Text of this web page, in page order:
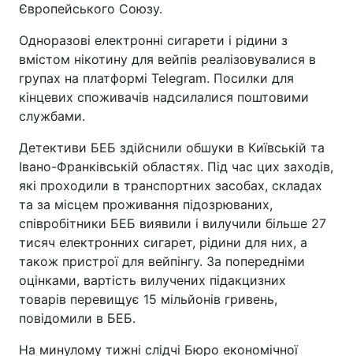
Європейського Союзу.
Одноразові електронні сигарети і рідини з
вмістом нікотину для вейпів реалізовувалися в
групах на платформі Telegram. Посилки для
кінцевих споживачів надсилалися поштовими
службами.
Детективи БЕБ здійснили обшуки в Київській та
Івано-Франківській областях. Під час цих заходів,
які проходили в транспортних засобах, складах
та за місцем проживання підозрюваних,
співробітники БЕБ виявили і вилучили більше 27
тисяч електронних сигарет, рідини для них, а
також пристрої для вейпінгу. За попередніми
оцінками, вартість вилучених підакцизних
товарів перевищує 15 мільйонів гривень,
повідомили в БЕБ.
На минулому тижні слідчі Бюро економічної